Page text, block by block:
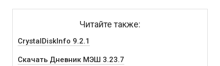
Читайте также:
CrystalDiskInfo 9.2.1
Скачать Дневник МЭШ 3.23.7